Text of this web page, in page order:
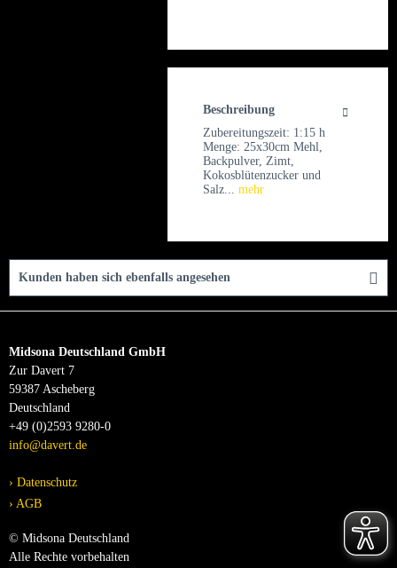
Beschreibung
Zubereitungszeit: 1:15 h
Menge: 25x30cm Mehl,
Backpulver, Zimt,
Kokosblütenzucker und
Salz... mehr
Kunden haben sich ebenfalls angesehen
Midsona Deutschland GmbH
Zur Davert 7
59387 Ascheberg
Deutschland
+49 (0)2593 9280-0
info@davert.de
Datenschutz
AGB
© Midsona Deutschland
Alle Rechte vorbehalten